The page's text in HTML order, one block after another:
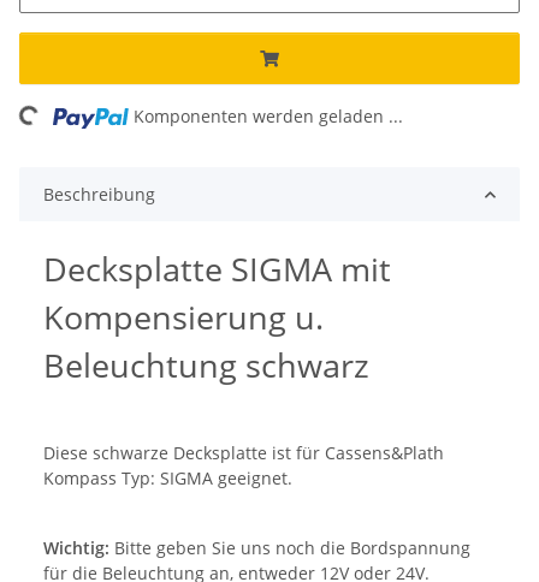
Komponenten werden geladen ...
Beschreibung
Decksplatte SIGMA mit
Kompensierung u.
Beleuchtung schwarz
Diese schwarze Decksplatte ist für Cassens&Plath
Kompass Typ: SIGMA geeignet.
Wichtig: Bitte geben Sie uns noch die Bordspannung
für die Beleuchtung an, entweder 12V oder 24V.